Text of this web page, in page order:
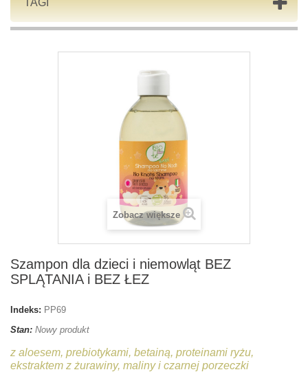
TAGI
Zobacz większe
Szampon dla dzieci i niemowląt BEZ
SPLĄTANIA i BEZ ŁEZ
Indeks: PP69
Stan: Nowy produkt
z aloesem, prebiotykami, betainą, proteinami ryżu,
ekstraktem z żurawiny, maliny i czarnej porzeczki